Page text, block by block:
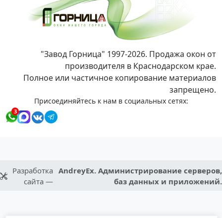
"Завод Горница" 1997-2026. Продажа окон от
производителя в Краснодарском крае.
Полное или частичное копирование материалов
запрещено.
Присоединяйтесь к нам в социальных сетях:
3
Разработка
сайта —
AndreyEx. Администрирование серверов,
баз данных и приложений.